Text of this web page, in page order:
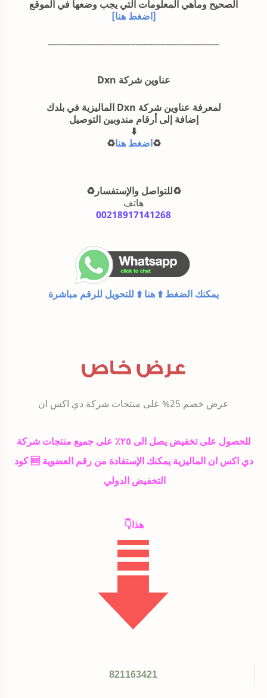
الصحيح وماهي المعلومات التي يجب وضعها في الموقع
[اضغط هنا]
عناوين شركة Dxn
لمعرفة عناوين شركة Dxn الماليزية في بلدك
إضافة إلى أرقام مندوبين التوصيل
⁦⬇️⁩
⁦♻️
⁩اضغط هنا⁦♻️
♻️⁩للتواصل والإستفسار⁦♻️⁩
هاتف
00218917141268
يمكنك الضغط ⁦⬆️⁩ هنا ⁦⬆️⁩ للتحويل للرقم مباشرة
عرض خصم 25% على منتجات شركة دي اكس ان
للحصول على تخفيض يصل الى ٢٥٪ على جميع منتجات شركة
دي اكس ان الماليزية يمكنك الإستفادة من رقم العضوية 🆓 كود
التخفيض الدولي
هذا👇
821163421